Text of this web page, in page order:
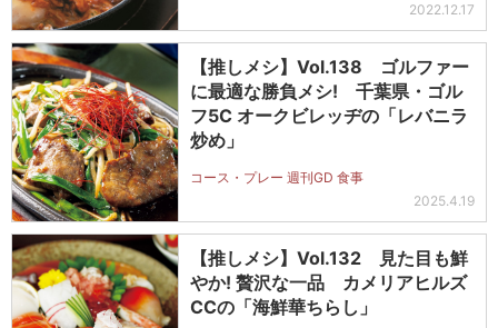
2022.12.17
【推しメシ】Vol.138 ゴルファー
に最適な勝負メシ! 千葉県・ゴル
フ5C オークビレッヂの「レバニラ
炒め」
コース・プレー 週刊GD 食事
2025.4.19
【推しメシ】Vol.132 見た目も鮮
やか! 贅沢な一品 カメリアヒルズ
CCの「海鮮華ちらし」